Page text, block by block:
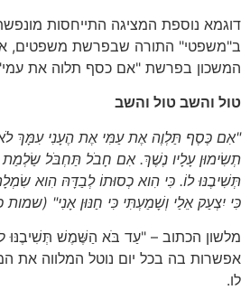
דוגמא נוספת המציגה התייחסות
ב"משפטי" התורה שבפרשת משפטים,
המשכון בפרשת "אם כסף תלוה את
טול והשב טול והשב
"אִם כֶּסֶף תַּלְוֶה אֶת עַמִּי אֶת הֶעָנִי עִמָּךְ
תְשִׂימוּן עָלָיו נֶשֶׁךְ. אִם חָבֹל תַּחְבֹּל
תְּשִׁיבֶנּוּ לוֹ. כִּי הִוא כְסוּתוֹ לְבַדָּהּ הִוא
כִּי יִצְעַק אֵלַי וְשָׁמַעְתִּי כִּי חַנּוּן אָנִי" (שמות
מלשון הכתוב – "עַד בֹּא הַשֶּׁמֶשׁ תְּשִׁיבֶנּוּ
אפשרות בה בכל יום נוטל המלווה את
לו.